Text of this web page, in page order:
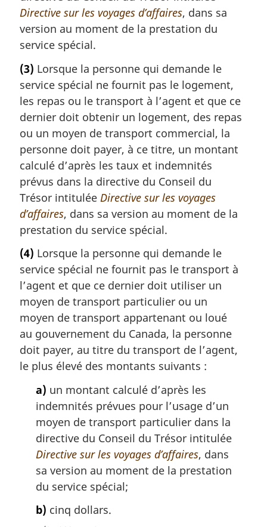
Directive sur les voyages d’affaires, dans sa
version au moment de la prestation du
service spécial.
(3) Lorsque la personne qui demande le
service spécial ne fournit pas le logement,
les repas ou le transport à l’agent et que ce
dernier doit obtenir un logement, des repas
ou un moyen de transport commercial, la
personne doit payer, à ce titre, un montant
calculé d’après les taux et indemnités
prévus dans la directive du Conseil du
Trésor intitulée Directive sur les voyages
d’affaires, dans sa version au moment de la
prestation du service spécial.
(4) Lorsque la personne qui demande le
service spécial ne fournit pas le transport à
l’agent et que ce dernier doit utiliser un
moyen de transport particulier ou un
moyen de transport appartenant ou loué
au gouvernement du Canada, la personne
doit payer, au titre du transport de l’agent,
le plus élevé des montants suivants :
a) un montant calculé d’après les
indemnités prévues pour l’usage d’un
moyen de transport particulier dans la
directive du Conseil du Trésor intitulée
Directive sur les voyages d’affaires, dans
sa version au moment de la prestation
du service spécial;
b) cinq dollars.